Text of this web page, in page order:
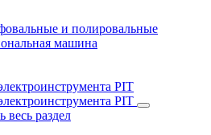
и полировальные
машина
PIT
PIT
весь раздел